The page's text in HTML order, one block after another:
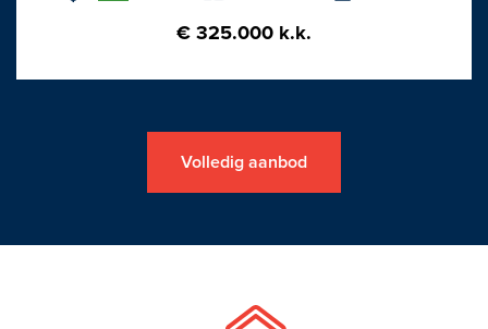
€ 325.000 k.k.
Volledig aanbod